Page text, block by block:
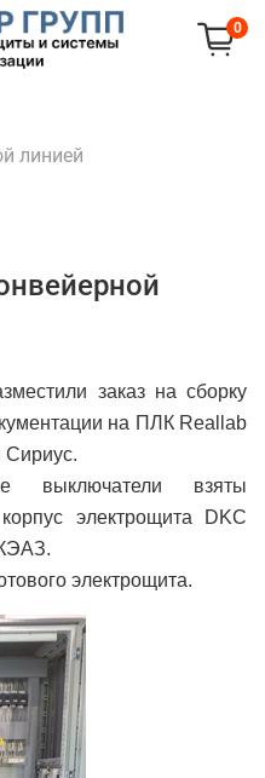
0
линией
заказ на сборку
на ПЛК Reallab
Сириус.
выключатели взяты
электрощита DKC
электрощита.